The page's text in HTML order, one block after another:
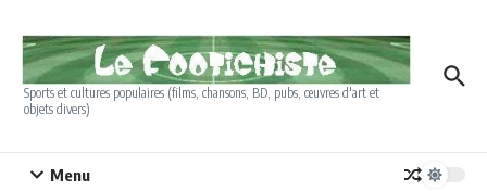
Sports et cultures populaires (films, chansons, BD, pubs, œuvres d'art et
objets divers)
Menu